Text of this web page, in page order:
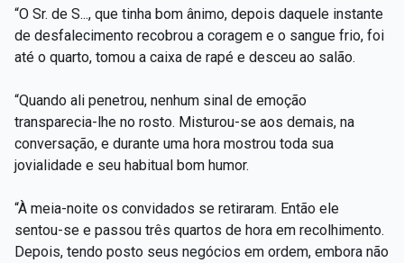
“O Sr. de S..., que tinha bom ânimo, depois daquele instante
de desfalecimento recobrou a coragem e o sangue frio, foi
até o quarto, tomou a caixa de rapé e desceu ao salão.
“Quando ali penetrou, nenhum sinal de emoção
transparecia-lhe no rosto. Misturou-se aos demais, na
conversação, e durante uma hora mostrou toda sua
jovialidade e seu habitual bom humor.
“À meia-noite os convidados se retiraram. Então ele
sentou-se e passou três quartos de hora em recolhimento.
Depois, tendo posto seus negócios em ordem, embora não